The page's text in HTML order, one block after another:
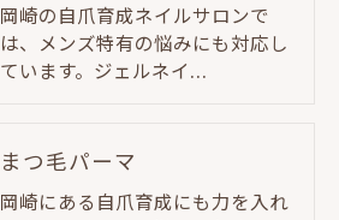
岡崎の自爪育成ネイルサロンで
は、メンズ特有の悩みにも対応し
ています。ジェルネイ…
まつ毛パーマ
岡崎にある自爪育成にも力を入れ